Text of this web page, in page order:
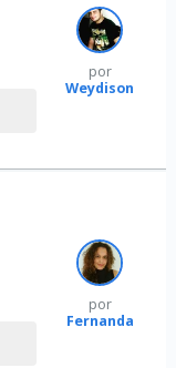
por
Weydison
por
Fernanda